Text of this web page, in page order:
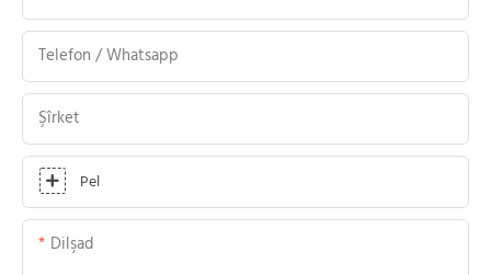
Telefon / Whatsapp
Şîrket
Pel
Dilşad